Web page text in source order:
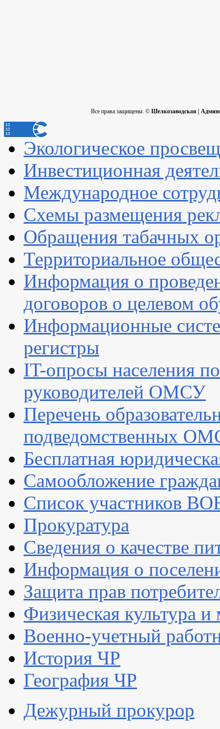
Все права защищены. © Шелкозаводская |
Экологическое
Инвестиционная
Международное
Схемы размещения
Обращения табачных
Территориальное
Информация о
договоров о целевом
Информационные
регистры
IT-опросы населения
руководителей ОМСУ
Перечень
подведомственных
Бесплатная
Самообложение
Список участников
Прокуратура
Сведения о качестве
Информация о
Защита прав
Физическая культура
Военно-учетный
История ЧР
География ЧР
Дежурный прокурор